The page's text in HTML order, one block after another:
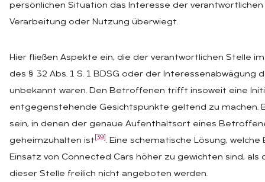
persönlichen Situation das Interesse der
Verarbeitung oder Nutzung überwiegt.
Hier fließen Aspekte ein, die der verantwortlichen Stelle
des § 32 Abs. 1 S. 1 BDSG oder der Interessenabwägung
unbekannt waren. Den Betroffenen trifft insoweit eine
entgegenstehende Gesichtspunkte geltend zu machen.
sein, in denen der genaue Aufenthaltsort eines
geheimzuhalten ist [39] . Eine schematische Lösung,
Einsatz von Connected Cars höher zu gewichten sind,
dieser Stelle freilich nicht angeboten werden.